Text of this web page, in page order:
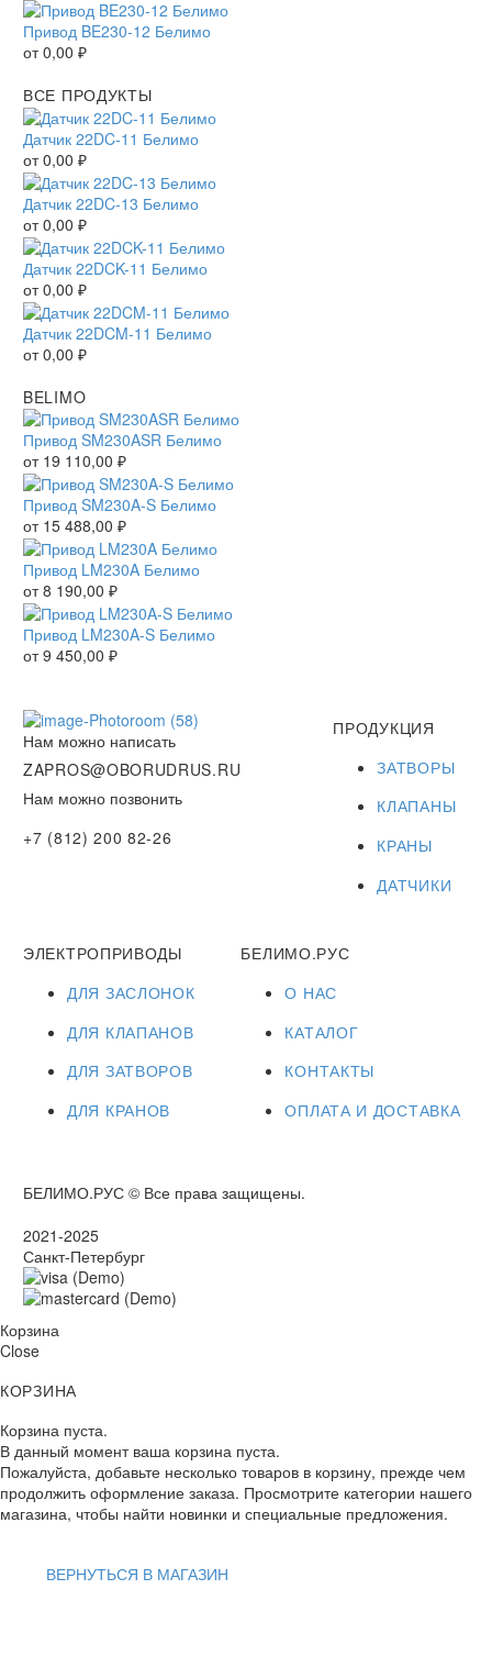
Привод BE230-12 Белимо
от0,00 ₽
ВСЕ ПРОДУКТЫ
Датчик 22DC-11 Белимо
от0,00 ₽
Датчик 22DC-13 Белимо
от0,00 ₽
Датчик 22DCK-11 Белимо
от0,00 ₽
Датчик 22DCM-11 Белимо
от0,00 ₽
BELIMO
Привод SM230ASR Белимо
от 19 110,00 ₽
Привод SM230A-S Белимо
от 15 488,00 ₽
Привод LM230A Белимо
от8 190,00 ₽
Привод LM230A-S Белимо
от9 450,00 ₽
Нам можно написать
ZAPROS@OBORUDRUS.RU
Нам можно позвонить
+7 (812) 200 82-26
ПРОДУКЦИЯ
ЗАТВОРЫ
КЛАПАНЫ
КРАНЫ
ДАТЧИКИ
ЭЛЕКТРОПРИВОДЫ
ДЛЯ ЗАСЛОНОК
ДЛЯ КЛАПАНОВ
ДЛЯ ЗАТВОРОВ
ДЛЯ КРАНОВ
БЕЛИМО.РУС
О НАС
КАТАЛОГ
КОНТАКТЫ
ОПЛАТА И ДОСТАВКА
БЕЛИМО.РУС © Все права защищены.
2021-2025
Санкт-Петербург
Корзина
Close
КОРЗИНА
Корзина пуста.
В данный момент ваша корзина пуста.
Пожалуйста, добавьте несколько товаров в корзину, прежде чем
продолжить оформление заказа. Просмотрите категории нашего
магазина, чтобы найти новинки и специальные предложения.
ВЕРНУТЬСЯ В МАГАЗИН